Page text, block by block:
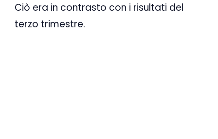
Ciò era in contrasto con i risultati del
terzo trimestre.